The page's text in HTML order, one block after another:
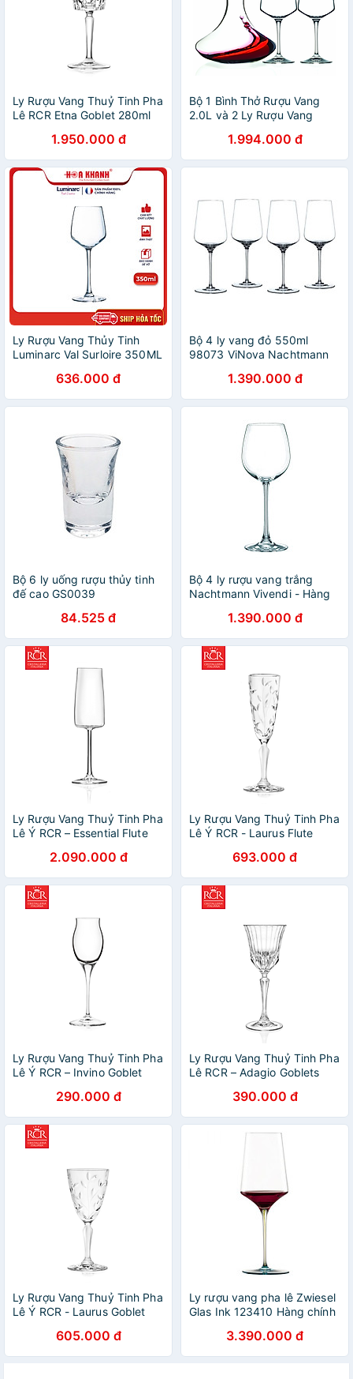
Ly Rượu Vang Thuỷ Tinh Pha
Lê RCR Etna Goblet 280ml
1.950.000 đ
Bộ 1 Bình Thở Rượu Vang
2.0L và 2 Ly Rượu Vang
RCR - Aria Set 3pcs
1.994.000 đ
Ly Rượu Vang Thủy Tinh
Luminarc Val Surloire 350ML
636.000 đ
Bộ 4 ly vang đỏ 550ml
98073 ViNova Nachtmann
1.390.000 đ
Bộ 6 ly uống rượu thủy tinh
đế cao GS0039
84.525 đ
Bộ 4 ly rượu vang trắng
Nachtmann Vivendi - Hàng
1.390.000 đ
Ly Rượu Vang Thuỷ Tinh Pha
Lê Ý RCR – Essential Flute
2.090.000 đ
Ly Rượu Vang Thuỷ Tinh Pha
Lê Ý RCR - Laurus Flute
693.000 đ
Ly Rượu Vang Thuỷ Tinh Pha
Lê Ý RCR – Invino Goblet
290.000 đ
Ly Rượu Vang Thuỷ Tinh Pha
Lê RCR – Adagio Goblets
390.000 đ
Ly Rượu Vang Thuỷ Tinh Pha
Lê Ý RCR - Laurus Goblet
605.000 đ
Ly rượu vang pha lê Zwiesel
Glas Ink 123410 Hàng chính
3.390.000 đ